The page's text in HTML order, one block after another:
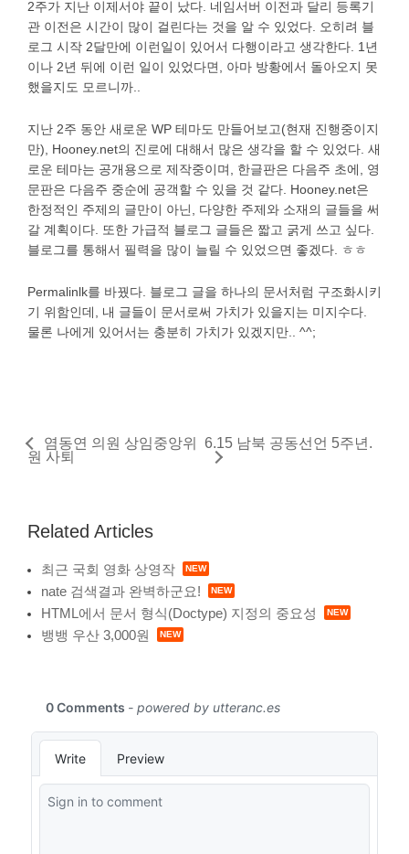
2주가 지난 이제서야 끝이 났다. 네임서버 이전과 달리 등록기
관 이전은 시간이 많이 걸린다는 것을 알 수 있었다. 오히려 블
로그 시작 2달만에 이런일이 있어서 다행이라고 생각한다. 1년
이나 2년 뒤에 이런 일이 있었다면, 아마 방황에서 돌아오지 못
했을지도 모르니까..
지난 2주 동안 새로운 WP 테마도 만들어보고(현재 진행중이지
만), Hooney.net의 진로에 대해서 많은 생각을 할 수 있었다. 새
로운 테마는 공개용으로 제작중이며, 한글판은 다음주 초에, 영
문판은 다음주 중순에 공객할 수 있을 것 같다. Hooney.net은
한정적인 주제의 글만이 아닌, 다양한 주제와 소재의 글들을 써
갈 계획이다. 또한 가급적 블로그 글들은 짧고 굵게 쓰고 싶다.
블로그를 통해서 필력을 많이 늘릴 수 있었으면 좋겠다. ㅎㅎ
Permalinlk를 바꿨다. 블로그 글을 하나의 문서처럼 구조화시키
기 위함인데, 내 글들이 문서로써 가치가 있을지는 미지수다.
물론 나에게 있어서는 충분히 가치가 있겠지만.. ^^;
염동연 의원 상임중앙위
원 사퇴
6.15 남북 공동선언 5주년.
Related Articles
최근 국회 영화 상영작
nate 검색결과 완벽하군요!
HTML에서 문서 형식(Doctype) 지정의 중요성
뱅뱅 우산 3,000원